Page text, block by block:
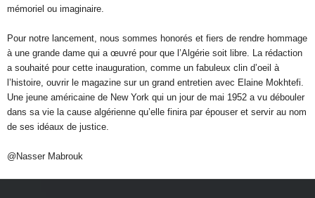
mémoriel ou imaginaire.
Pour notre lancement, nous sommes honorés et fiers de rendre hommage
à une grande dame qui a œuvré pour que l’Algérie soit libre. La rédaction
a souhaité pour cette inauguration, comme un fabuleux clin d’oeil à
l’histoire, ouvrir le magazine sur un grand entretien avec Elaine Mokhtefi.
Une jeune américaine de New York qui un jour de mai 1952 a vu débouler
dans sa vie la cause algérienne qu’elle finira par épouser et servir au nom
de ses idéaux de justice.
@Nasser Mabrouk